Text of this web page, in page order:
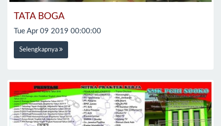
TATA BOGA
Tue Apr 09 2019 00:00:00
Selengkapnya